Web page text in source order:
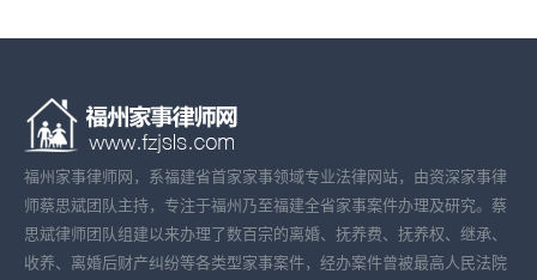
福州家事律师网，系福建省首家家事领域专业法律网站，由资深家事律
师蔡思斌团队主持，专注于福州乃至福建全省家事案件办理及研究。蔡
思斌律师团队组建以来办理了数百宗的离婚、抚养费、抚养权、继承、
收养、离婚后财产纠纷等各类型家事案件，经办案件曾被最高人民法院